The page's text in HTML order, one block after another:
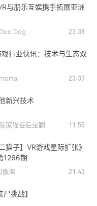
与朋乐互娱携手拓展亚洲
Doc.Dog 23:38
行业快讯：技术与生态双
mortal 23:37
新兴技术
家猫会后空翻 11:55
猫子】VR游戏星际扩张》
1266期
像海 21:43
尸挑战】